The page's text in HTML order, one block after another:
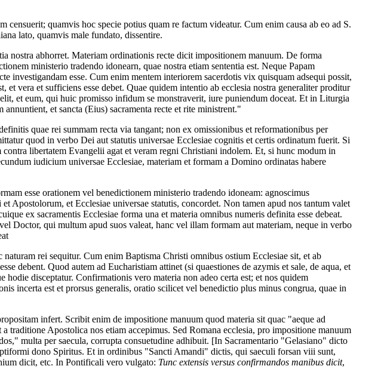
quamvis hoc specie potius quam re factum videatur. Cum enim causa ab eo ad S.
lato, quamvis male fundato, dissentire.
abhorret. Materiam ordinationis recte dicit impositionem manuum. De forma
ministerio tradendo idonearn, quae nostra etiam sententia est. Neque Papam
investigandam esse. Cum enim mentem interiorem sacerdotis vix quisquam adsequi possit,
vera et sufficiens esse debet. Quae quidem intentio ab ecclesia nostra generaliter proditur
et eum, qui huic promisso infidum se monstraverit, iure puniendum doceat. Et in Liturgia
et sancta (Eius) sacramenta recte et rite ministrent."
quae rei summam recta via tangant; non ex omissionibus et reformationibus per
quod in verbo Dei aut statutis universae Ecclesiae cognitis et certis ordinatum fuerit. Si
libertatem Evangelii agat et veram regni Christiani indolem. Et, si hunc modum in
iudicium universae Ecclesiae, materiam et formam a Domino ordinatas habere
esse orationem vel benedictionem ministerio tradendo idoneam: agnoscimus
Apostolorum, et Ecclesiae universae statutis, concordet. Non tamen apud nos tantum valet
ex sacramentis Ecclesiae forma una et materia omnibus numeris definita esse debeat.
Doctor, qui multum apud suos valeat, hanc vel illam formam aut materiam, neque in verbo
rei sequitur. Cum enim Baptisma Christi omnibus ostium Ecclesiae sit, et ab
debent. Quod autem ad Eucharistiam attinet (si quaestiones de azymis et sale, de aqua, et
hodie disceptatur. Confirmationis vero materia non adeo certa est; et nos quidem
incerta est et prorsus generalis, oratio scilicet vel benedictio plus minus congrua, quae in
infert. Scribit enim de impositione manuum quod materia sit quac "aeque ad
Apostolica nos etiam accepimus. Sed Romana ecclesia, pro impositione manuum
multa per saecula, corrupta consuetudine adhibuit. [In Sacramentario "Gelasiano" dicto
dono Spiritus. Et in ordinibus "Sancti Amandi" dictis, qui saeculi forsan viii sunt,
dicit, etc. In Pontificali vero vulgato: Tunc extensis versus confirmandos manibus dicit,